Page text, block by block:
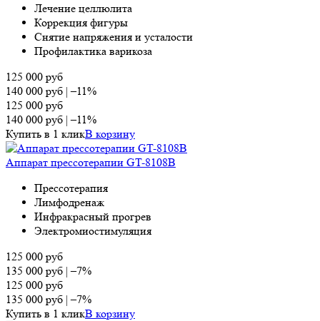
Лечение целлюлита
Коррекция фигуры
Снятие напряжения и усталости
Профилактика варикоза
125 000 руб
140 000 руб |–11%
125 000 руб
140 000 руб |–11%
Купить в 1 кликВ корзину
Аппарат прессотерапии GT-8108B
Прессотерапия
Лимфодренаж
Инфракрасный прогрев
Электромиостимуляция
125 000 руб
135 000 руб |–7%
125 000 руб
135 000 руб |–7%
Купить в 1 кликВ корзину